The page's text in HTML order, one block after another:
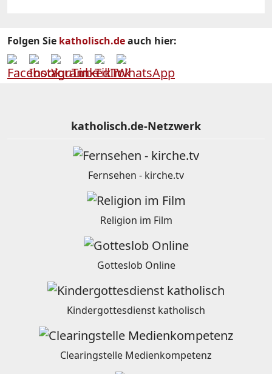
Folgen Sie katholisch.deauch hier:
katholisch.de-Netzwerk
Fernsehen - kirche.tv
Religion im Film
Gotteslob Online
Kindergottesdienst katholisch
Clearingstelle Medienkompetenz